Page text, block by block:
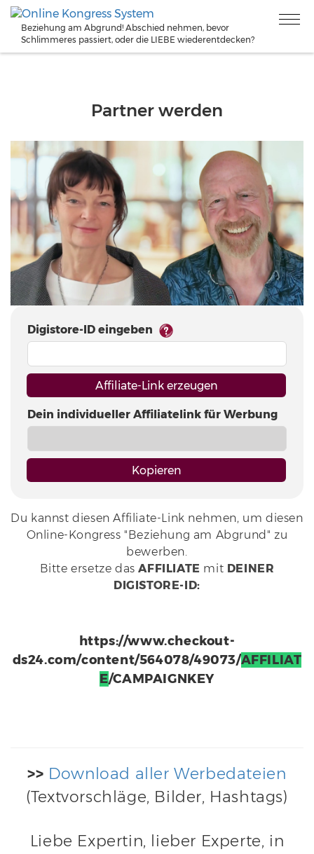
Beziehung am Abgrund! Abschied nehmen, bevor
Schlimmeres passiert, oder die LIEBE wiederentdecken?
Partner werden
Digistore-ID eingeben
Affiliate-Link erzeugen
Dein individueller Affiliatelink für Werbung
Kopieren
Du kannst diesen Affiliate-Link nehmen, um diesen
Online-Kongress "Beziehung am Abgrund" zu
bewerben.
Bitte ersetze dasAFFILIATE mit DEINER
DIGISTORE-ID:
https://www.checkout-
ds24.com/content/564078/49073/AFFILIAT
E/CAMPAIGNKEY
>> Download aller Werbedateien
(Textvorschläge, Bilder, Hashtags)
Liebe Expertin, lieber Experte, in